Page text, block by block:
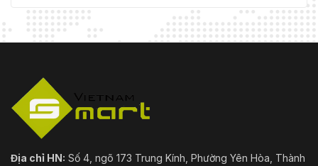
Địa chỉ HN: Số 4, ngõ 173 Trung Kính, Phường Yên Hòa, Thành